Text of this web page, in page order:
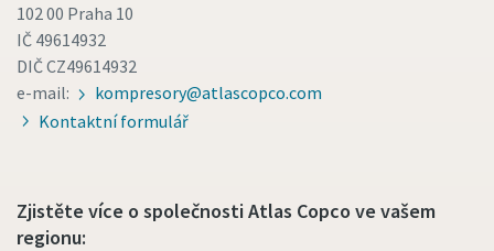
102 00 Praha 10
IČ 49614932
DIČ CZ49614932
e-mail:
kompresory@atlascopco.com
Kontaktní formulář
Zjistěte více o společnosti Atlas Copco ve vašem
regionu: